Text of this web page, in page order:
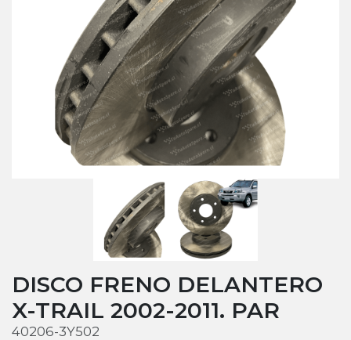
DISCO FRENO DELANTERO
X-TRAIL 2002-2011. PAR
40206-3Y502